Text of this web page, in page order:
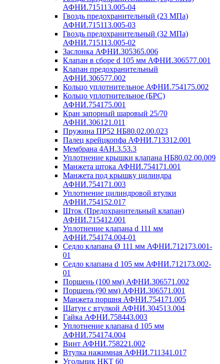
АФНИ.715113.005-04
Гвоздь предохранительный (23 МПа)
АФНИ.715113.005-03
Гвоздь предохранительный (32 МПа)
АФНИ.715113.005-02
Заслонка АФНИ.305365.006
Клапан в сборе d 105 мм АФНИ.306577.001
Клапан предохранительный
АФНИ.306577.002
Кольцо уплотнительное АФНИ.754175.002
Кольцо уплотнительное (БРС)
АФНИ.754175.001
Кран запорный шаровый 25/70
АФНИ.306121.011
Пружина ПР52 НБ80.02.00.023
Палец крейцкопфа АФНИ.713312.001
Мембрана 4АН.3.53.3
Уплотнение крышки клапана НБ80.02.00.009
Манжета штока АФНИ.754171.001
Манжета под крышку цилиндра
АФНИ.754171.003
Уплотнение цилиндровой втулки
АФНИ.754152.017
Шток (Предохранительный клапан)
АФНИ.715412.001
Уплотнение клапана d 111 мм
АФНИ.754174.004-01
Седло клапана Ø 111 мм АФНИ.712173.001-
01
Седло клапана d 105 мм АФНИ.712173.002-
01
Поршень (100 мм) АФНИ.306571.002
Поршень (90 мм) АФНИ.306571.001
Манжета поршня АФНИ.754171.005
Шатун с втулкой АФНИ.304513.004
Гайка АФНИ.758443.003
Уплотнение клапана d 105 мм
АФНИ.754174.004
Винт АФНИ.758221.002
Втулка нажимная АФНИ.711341.017
Угольник НКТ 60